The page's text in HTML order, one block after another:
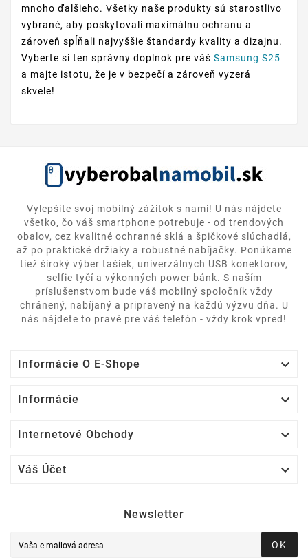
mnoho ďalšieho. Všetky naše produkty sú starostlivo
vybrané, aby poskytovali maximálnu ochranu a
zároveň spĺňali najvyššie štandardy kvality a dizajnu.
Vyberte si ten správny doplnok pre váš Samsung S25
a majte istotu, že je v bezpečí a zároveň vyzerá
skvele!
Vylepšite svoj mobilný zážitok s nami! U nás nájdete
všetko, čo váš smartphone potrebuje - od trendových
obalov, cez kvalitné ochranné sklá a špičkové slúchadlá,
až po praktické držiaky a robustné nabíjačky. Ponúkame
tiež široký výber tašiek, univerzálnych USB konektorov,
selfie tyčí a výkonných power bánk. S naším
príslušenstvom bude váš mobilný spoločník vždy
chránený, nabíjaný a pripravený na každú výzvu dňa. U
nás nájdete to pravé pre váš telefón - vždy krok vpred!
Informácie O E-Shope 
Informácie 
Internetové Obchody 
Váš Účet 
Newsletter
OK